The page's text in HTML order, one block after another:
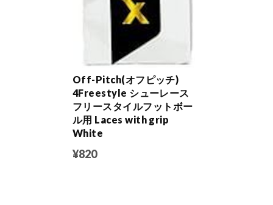
Off-Pitch(オフピッチ)
4Freestyle シューレース
フリースタイルフットボー
ル用 Laces with grip
White
¥820